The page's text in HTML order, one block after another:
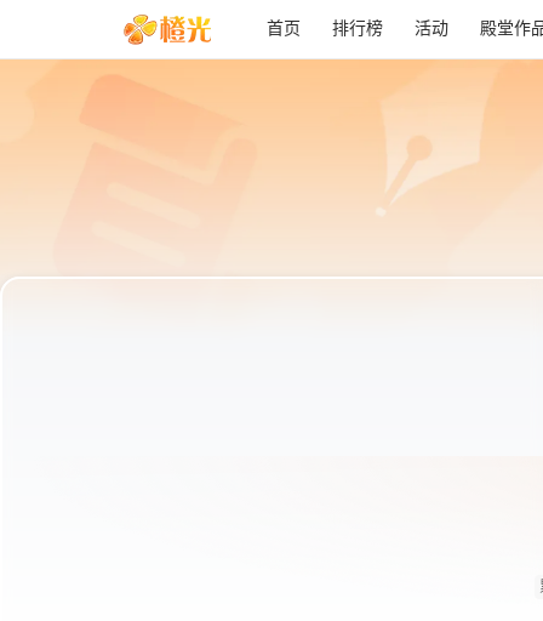
首页 排行榜 活动 殿堂作